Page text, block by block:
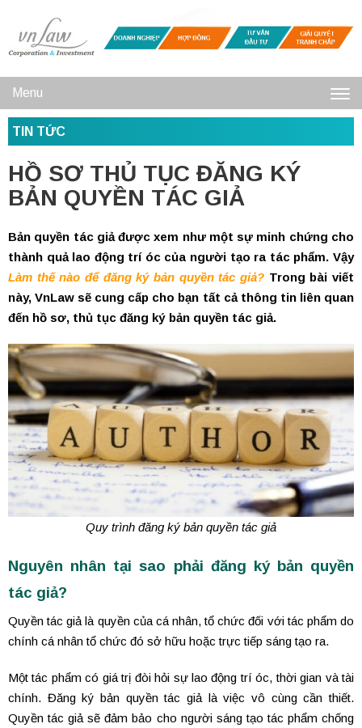
Menu
TIN TỨC
HỒ SƠ THỦ TỤC ĐĂNG KÝ
BẢN QUYỀN TÁC GIẢ
Bản quyền tác giả được xem như một sự minh chứng cho
thành quả lao động trí óc của người tạo ra tác phẩm. Vậy
Làm thế nào để đăng ký bản quyền tác giả? Trong bài viết
này, VnLaw sẽ cung cấp cho bạn tất cả thông tin liên quan
đến hồ sơ, thủ tục đăng ký bản quyền tác giả.
Quy trình đăng ký bản quyền tác giả
Nguyên nhân tại sao phải đăng ký bản quyền
tác giả?
Quyền tác giả là quyền của cá nhân, tổ chức đối với tác phẩm do
chính cá nhân tổ chức đó sở hữu hoặc trực tiếp sáng tạo ra.
Một tác phẩm có giá trị đòi hỏi sự lao động trí óc, thời gian và tài
chính. Đăng ký bản quyền tác giả là việc vô cùng cần thiết.
Quyền tác giả sẽ đảm bảo cho người sáng tạo tác phẩm chống